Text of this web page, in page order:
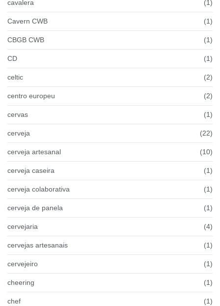
cavalera (1)
Cavern CWB (1)
CBGB CWB (1)
CD (1)
celtic (2)
centro europeu (2)
cervas (1)
cerveja (22)
cerveja artesanal (10)
cerveja caseira (1)
cerveja colaborativa (1)
cerveja de panela (1)
cervejaria (4)
cervejas artesanais (1)
cervejeiro (1)
cheering (1)
chef (1)